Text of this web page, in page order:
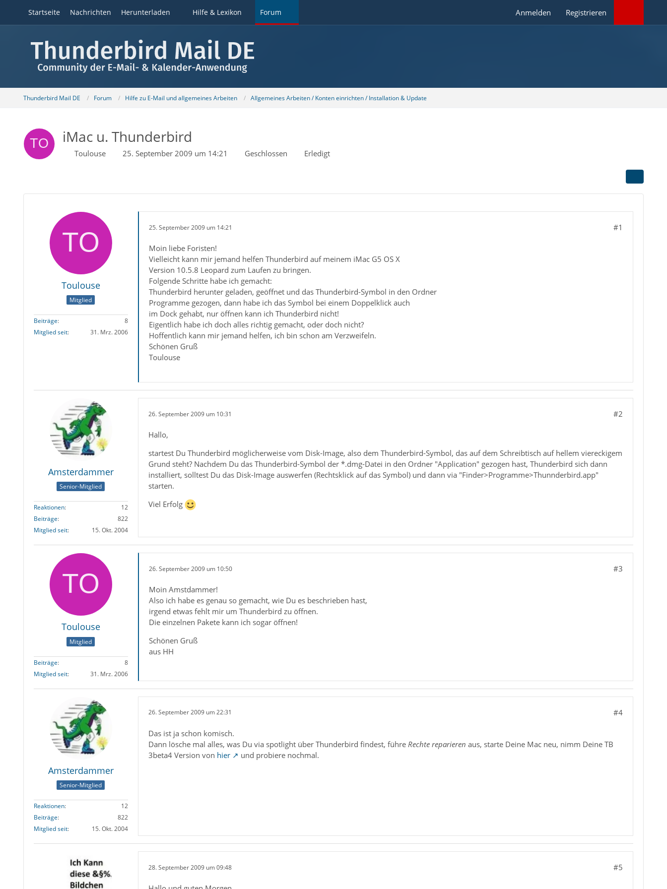
Startseite Nachrichten Herunterladen Hilfe & Lexikon Forum Anmelden Registrieren
Thunderbird Mail DE Forum Hilfe zu E-Mail und allgemeines Arbeiten Allgemeines Arbeiten / Konten einrichten / Installation & Update
iMac u. Thunderbird
Toulouse 25. September 2009 um 14:21 Geschlossen Erledigt
Toulouse
Mitglied
Beiträge
8
Mitglied seit
31. Mrz. 2006
25. September 2009 um 14:21 #1
Moin liebe Foristen!
Vielleicht kann mir jemand helfen Thunderbird auf meinem iMac G5 OS X
Version 10.5.8 Leopard zum Laufen zu bringen.
Folgende Schritte habe ich gemacht:
Thunderbird herunter geladen, geöffnet und das Thunderbird-Symbol in den Ordner
Programme gezogen, dann habe ich das Symbol bei einem Doppelklick auch
im Dock gehabt, nur öffnen kann ich Thunderbird nicht!
Eigentlich habe ich doch alles richtig gemacht, oder doch nicht?
Hoffentlich kann mir jemand helfen, ich bin schon am Verzweifeln.
Schönen Gruß
Toulouse
Amsterdammer
Senior-Mitglied
Reaktionen
12
Beiträge
822
Mitglied seit
15. Okt. 2004
26. September 2009 um 10:31 #2
Hallo,
startest Du Thunderbird möglicherweise vom Disk-Image, also dem Thunderbird-Symbol, das auf dem Schreibtisch auf hellem viereckigem
Grund steht? Nachdem Du das Thunderbird-Symbol der *.dmg-Datei in den Ordner "Application" gezogen hast, Thunderbird sich dann
installiert, solltest Du das Disk-Image auswerfen (Rechtsklick auf das Symbol) und dann via "Finder>Programme>Thunnderbird.app"
starten.
Viel Erfolg
Toulouse
Mitglied
Beiträge
8
Mitglied seit
31. Mrz. 2006
26. September 2009 um 10:50 #3
Moin Amstdammer!
Also ich habe es genau so gemacht, wie Du es beschrieben hast,
irgend etwas fehlt mir um Thunderbird zu öffnen.
Die einzelnen Pakete kann ich sogar öffnen!
Schönen Gruß
aus HH
Amsterdammer
Senior-Mitglied
Reaktionen
12
Beiträge
822
Mitglied seit
15. Okt. 2004
26. September 2009 um 22:31 #4
Das ist ja schon komisch.
Dann lösche mal alles, was Du via spotlight über Thunderbird findest, führe Rechte reparieren aus, starte Deine Mac neu, nimm Deine TB
3beta4 Version von hier und probiere nochmal.
28. September 2009 um 09:48 #5